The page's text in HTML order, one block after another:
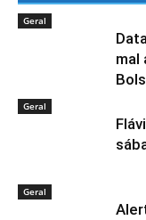
Geral
mal
Geral
Geral